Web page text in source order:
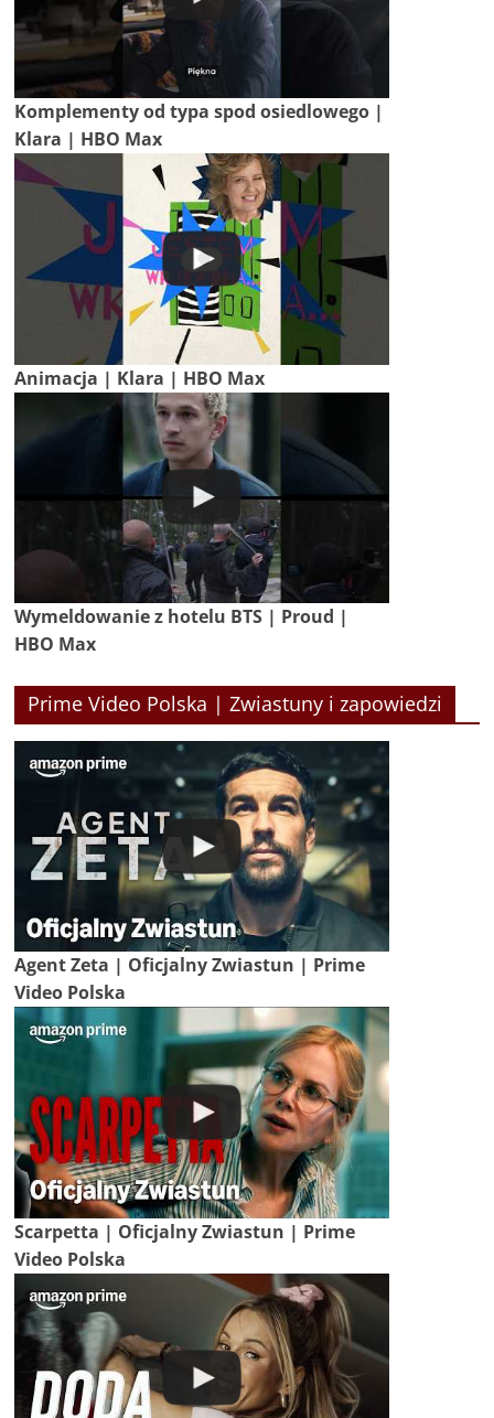
Komplementy od typa spod osiedlowego |
Klara | HBO Max
Animacja | Klara | HBO Max
Wymeldowanie z hotelu BTS | Proud |
HBO Max
Prime Video Polska | Zwiastuny i zapowiedzi
Agent Zeta | Oficjalny Zwiastun | Prime
Video Polska
Scarpetta | Oficjalny Zwiastun | Prime
Video Polska